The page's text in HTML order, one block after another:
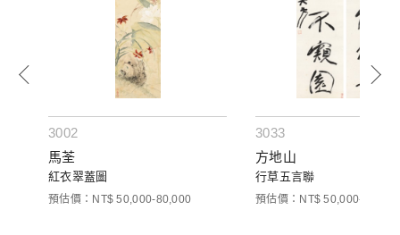
3002
馬荃
紅衣翠蓋圖
預估價：NT$ 50,000-80,000
3033
方地山
行草五言聯
預估價：NT$ 50,000-80,000